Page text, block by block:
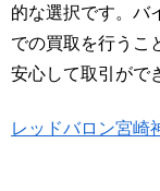
的な選択です。バ
での買取を行うこ
安心して取引がで
レッドバロン宮崎